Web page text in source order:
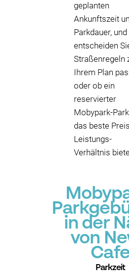
geplanten
Ankunftszeit
Parkdauer, und
entscheiden
Straßenregeln
Ihrem Plan
oder ob ein
reservierter
Mobypark-
das beste
Leistungs-
Verhältnis
in der
von
Parkzeit